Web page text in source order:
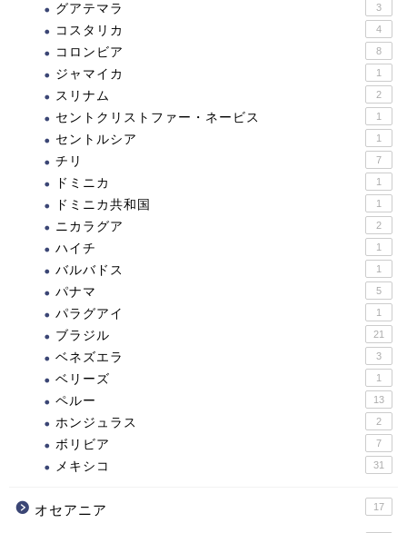
グアテマラ 3
コスタリカ 4
コロンビア 8
ジャマイカ 1
スリナム 2
セントクリストファー・ネービス 1
セントルシア 1
チリ 7
ドミニカ 1
ドミニカ共和国 1
ニカラグア 2
ハイチ 1
バルバドス 1
パナマ 5
パラグアイ 1
ブラジル 21
ベネズエラ 3
ベリーズ 1
ペルー 13
ホンジュラス 2
ボリビア 7
メキシコ 31
オセアニア 17